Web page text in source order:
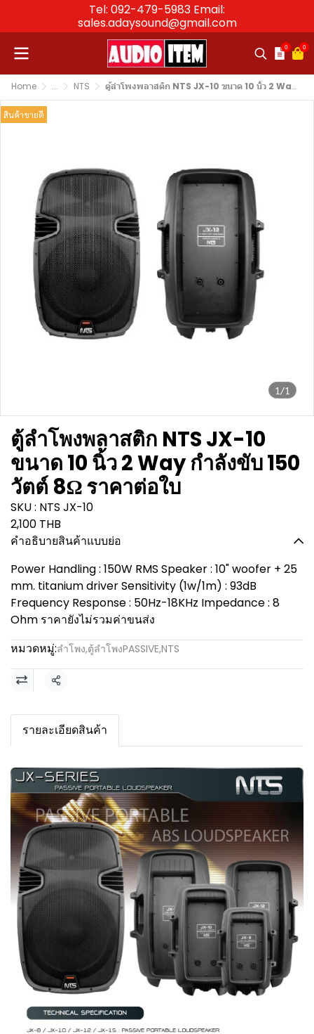
Tel: 092-479-5983 Email:
sales.adaysound@gmail.com
0 0
Home ... NTS ตู้ลำโพงพลาสติก NTS JX-10 ขนาด 10 นิ้ว 2 Way กำลังขับ 150 วัตต์ 8Ω ราคาต่อใบ
1/1
สินค้าขายดี
ตู้ลำโพงพลาสติก NTS JX-10
ขนาด 10 นิ้ว 2 Way กำลังขับ 150
วัตต์ 8Ω ราคาต่อใบ
SKU : NTS JX-10
2,100 THB
คำอธิบายสินค้าแบบย่อ
Power Handling : 150W RMS Speaker : 10" woofer + 25
mm. titanium driver Sensitivity (1w/1m) : 93dB
Frequency Response : 50Hz-18KHz Impedance : 8
Ohm ราคายังไม่รวมค่าขนส่ง
หมวดหมู่:ลำโพง,ตู้ลำโพงPASSIVE,NTS
แชร์
รายละเอียดสินค้า